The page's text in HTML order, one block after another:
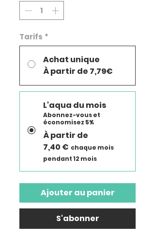
Tarifs *
Achat unique
À partir de 7,79€
L'aqua du mois
Abonnez-vous et
économisez 5%
À partir de
7,40 € chaque mois
pendant 12 mois
Ajouter au panier
S'abonner